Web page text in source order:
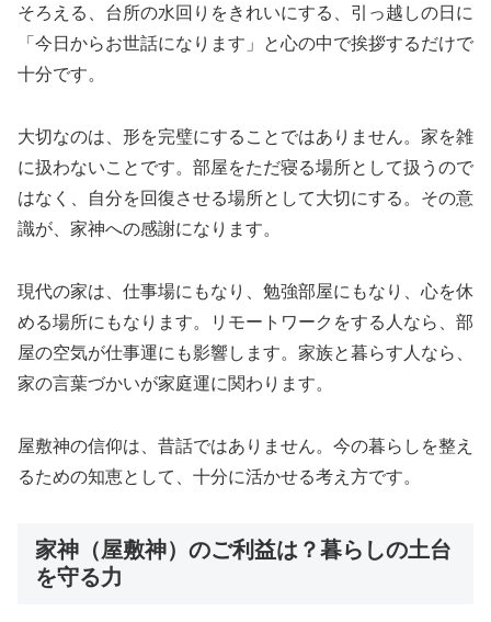
そろえる、台所の水回りをきれいにする、引っ越しの日に
「今日からお世話になります」と心の中で挨拶するだけで
十分です。
大切なのは、形を完璧にすることではありません。家を雑
に扱わないことです。部屋をただ寝る場所として扱うので
はなく、自分を回復させる場所として大切にする。その意
識が、家神への感謝になります。
現代の家は、仕事場にもなり、勉強部屋にもなり、心を休
める場所にもなります。リモートワークをする人なら、部
屋の空気が仕事運にも影響します。家族と暮らす人なら、
家の言葉づかいが家庭運に関わります。
屋敷神の信仰は、昔話ではありません。今の暮らしを整え
るための知恵として、十分に活かせる考え方です。
家神（屋敷神）のご利益は？暮らしの土台
を守る力